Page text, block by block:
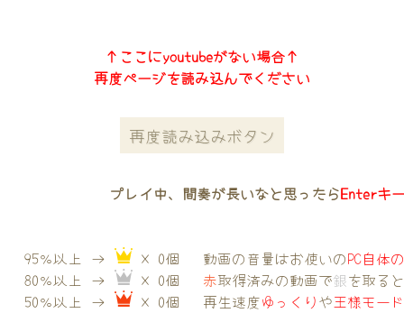
↑ここにyoutubeがない場合↑
再度ページを読み込んでください
再度読み込みボタン
プレイ中、間奏が長いなと思ったらEnterキ
95％以上 →
× 0個
80％以上 →
× 0個
50％以上 →
× 0個
動画の音量はお使いのPC自体
赤取得済みの動画で銀を取る
再生速度ゆっくりや王様モー